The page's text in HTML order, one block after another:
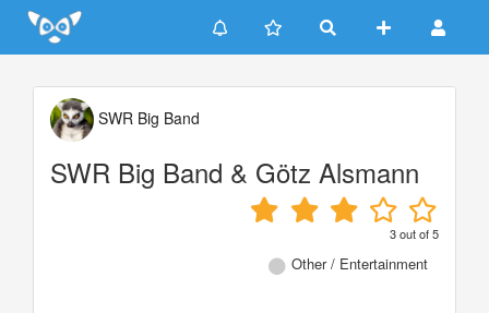
Update cookies preferences
SWR Big Band
SWR Big Band & Götz Alsmann
3out of5
Other / Entertainment